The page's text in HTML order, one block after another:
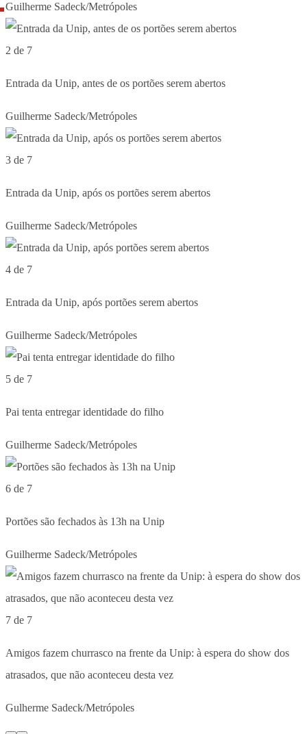
Guilherme Sadeck/Metrópoles
2 de 7
Entrada da Unip, antes de os portões serem abertos
Guilherme Sadeck/Metrópoles
3 de 7
Entrada da Unip, após os portões serem abertos
Guilherme Sadeck/Metrópoles
4 de 7
Entrada da Unip, após portões serem abertos
Guilherme Sadeck/Metrópoles
5 de 7
Pai tenta entregar identidade do filho
Guilherme Sadeck/Metrópoles
6 de 7
Portões são fechados às 13h na Unip
Guilherme Sadeck/Metrópoles
7 de 7
Amigos fazem churrasco na frente da Unip: à espera do show dos
atrasados, que não aconteceu desta vez
Gulherme Sadeck/Metrópoles